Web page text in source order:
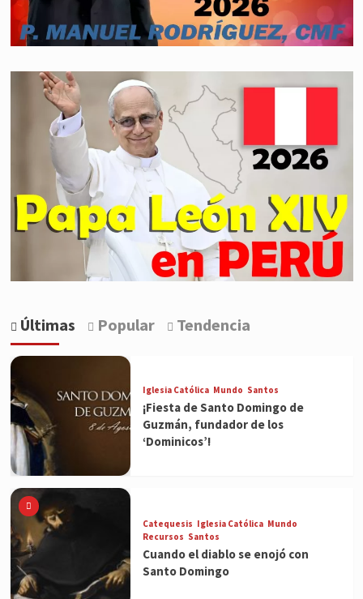
Últimas Popular Tendencia
Iglesia Católica Mundo Santos
¡Fiesta de Santo Domingo de
Guzmán, fundador de los
‘Dominicos’!
Catequesis Iglesia Católica Mundo
Recursos Santos
Cuando el diablo se enojó con
Santo Domingo